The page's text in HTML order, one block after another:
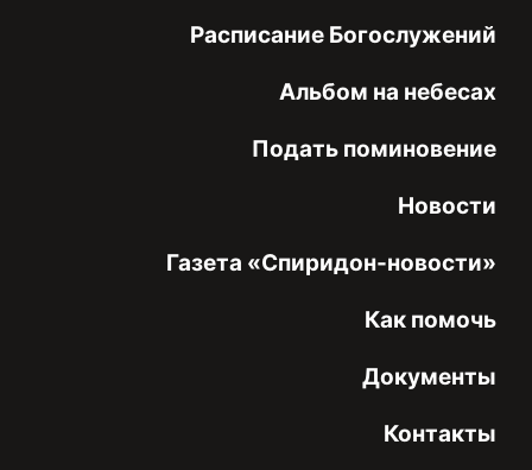
Расписание Богослужений
Альбом на небесах
Подать поминовение
Новости
Газета «Спиридон-новости»
Как помочь
Документы
Контакты